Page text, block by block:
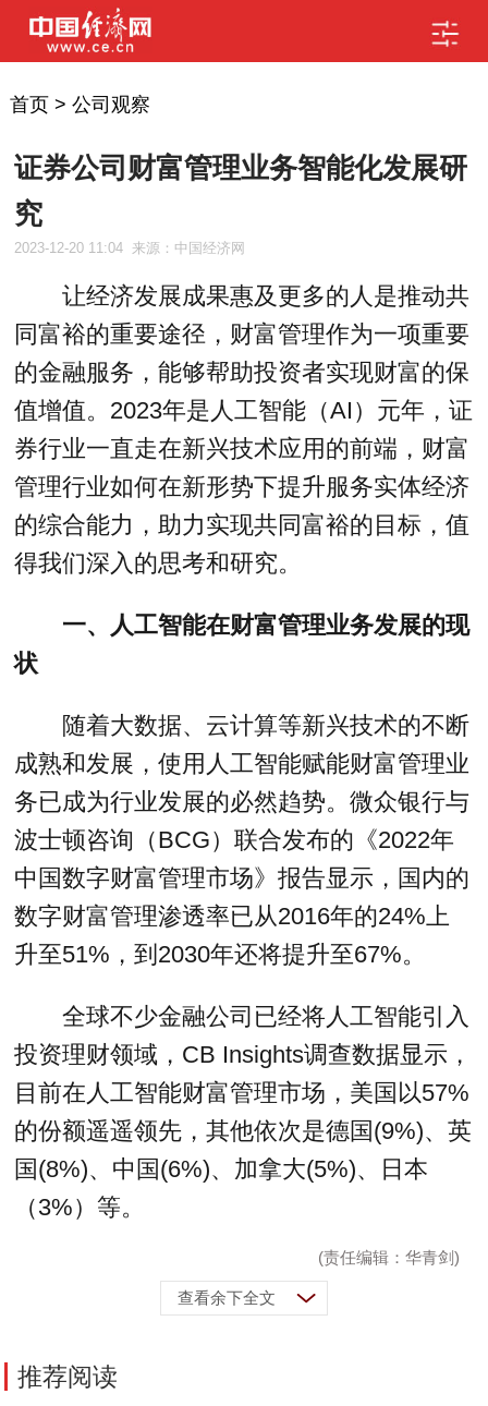
首页> 公司观察
证券公司财富管理业务智能化发展研
究
2023-12-20 11:04 来源：中国经济网
让经济发展成果惠及更多的人是推动共
同富裕的重要途径，财富管理作为一项重要
的金融服务，能够帮助投资者实现财富的保
值增值。2023年是人工智能（AI）元年，证
券行业一直走在新兴技术应用的前端，财富
管理行业如何在新形势下提升服务实体经济
的综合能力，助力实现共同富裕的目标，值
得我们深入的思考和研究。
一、人工智能在财富管理业务发展的现
状
随着大数据、云计算等新兴技术的不断
成熟和发展，使用人工智能赋能财富管理业
务已成为行业发展的必然趋势。微众银行与
波士顿咨询（BCG）联合发布的《2022年
中国数字财富管理市场》报告显示，国内的
数字财富管理渗透率已从2016年的24%上
升至51%，到2030年还将提升至67%。
全球不少金融公司已经将人工智能引入
投资理财领域，CB Insights调查数据显示，
目前在人工智能财富管理市场，美国以57%
的份额遥遥领先，其他依次是德国(9%)、英
国(8%)、中国(6%)、加拿大(5%)、日本
（3%）等。
(责任编辑：华青剑)
查看余下全文
推荐阅读